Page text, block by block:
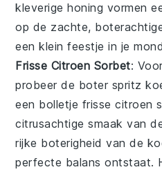
kleverige honing vormen
op de zachte,
een klein feestje in je
Frisse Citroen Sorbet:
probeer de boter spritz
een bolletje frisse citroen
citrusachtige smaak van
rijke boterigheid van de
perfecte balans ontstaat.